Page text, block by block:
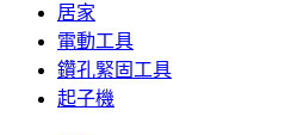
居家
電動工具
鑽孔緊固工具
起子機